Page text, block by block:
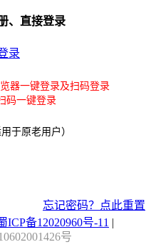
、直接登录
录
器一键登录及扫码登录
码一键登录
于原老用户）
忘记密码？点此重置
ICP备12020960号-11 |
号